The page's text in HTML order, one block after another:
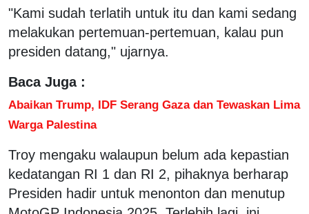
"Kami sudah terlatih untuk itu dan kami sedang
melakukan pertemuan-pertemuan, kalau pun
presiden datang," ujarnya.
Baca Juga :
Abaikan Trump, IDF Serang Gaza dan Tewaskan Lima
Warga Palestina
Troy mengaku walaupun belum ada kepastian
kedatangan RI 1 dan RI 2, pihaknya berharap
Presiden hadir untuk menonton dan menutup